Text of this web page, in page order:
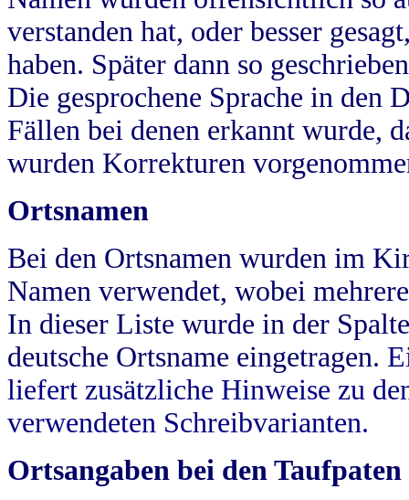
verstanden hat, oder besser
haben. Später dann so
Die gesprochene Sprache in
Fällen bei denen erkannt wurde,
wurden Korrekturen
Ortsnamen
Bei den Ortsnamen wurden im
Namen verwendet, wobei
In dieser Liste wurde in der
deutsche Ortsname eingetragen.
liefert zusätzliche Hinweise zu
verwendeten Schreibvarianten.
Ortsangaben bei den Taufpaten